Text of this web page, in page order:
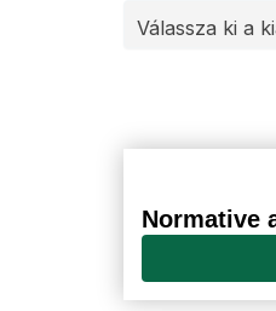
Normative